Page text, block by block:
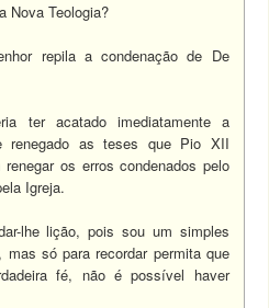
Nova Teologia?
repila a condenação de De
ter acatado imediatamente a
renegado as teses que Pio XII
os erros condenados pelo
Igreja.
lhe lição, pois sou um simples
só para recordar permita que
fé, não é possível haver